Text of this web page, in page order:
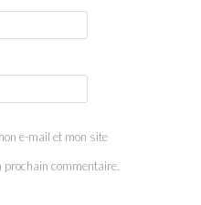
e-mail et mon site
commentaire.